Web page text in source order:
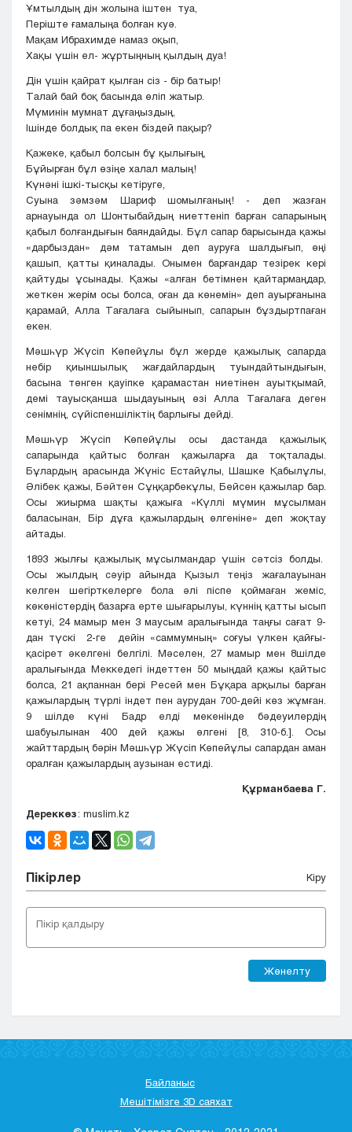
Ұмтылдың дін жолына іштен туа,
Періште ғамалыңа болған куә.
Мақам Ибрахимде намаз оқып,
Хақы үшін ел- жұртыңның қылдың дуа!
Дін үшін қайрат қылған сіз - бір батыр!
Талай бай боқ басында өліп жатыр.
Мүминін мумнат дұғаңыздың,
Ішінде болдық па екен біздей пақыр?
Қажеке, қабыл болсын бұ қылығың,
Бұйырған бұл өзіңе халал малың!
Күнәні ішкі-тысқы кетіруге,
Суына зәмзәм Шариф шомылғаның! - деп жазған
арнауында ол Шонтыбайдың ниеттеніп барған сапарының
қабыл болғандығын баяндайды. Бұл сапар барысында қажы
«дарбыздан» дәм татамын деп ауруға шалдығып, өңі
қашып, қатты қиналады. Онымен барғандар тезірек кері
қайтуды ұсынады. Қажы «алған бетімнен қайтармаңдар,
жеткен жерім осы болса, оған да көнемін» деп ауырғанына
қарамай, Алла Тағалаға сыйынып, сапарын бұздыртпаған
екен.
Мәшһүр Жүсіп Көпейұлы бұл жерде қажылық сапарда
небір қиыншылық жағдайлардың туындайтындығын,
басына төнген қауіпке қарамастан ниетінен ауытқымай,
демі тауысқанша шыдауының өзі Алла Тағалаға деген
сенімнің, сүйіспеншіліктің барлығы дейді.
Мәшһүр Жүсіп Көпейұлы осы дастанда қажылық
сапарында қайтыс болған қажыларға да тоқталады.
Бұлардың арасында Жүніс Естайұлы, Шашке Қабылұлы,
Әлібек қажы, Бәйтен Сұңқарбекұлы, Бейсен қажылар бар.
Осы жиырма шақты қажыға «Күллі мүмин мұсылман
баласынан, Бір дұға қажылардың өлгеніне» деп жоқтау
айтады.
1893 жылғы қажылық мұсылмандар үшін сәтсіз болды.
Осы жылдың сәуір айында Қызыл теңіз жағалауынан
келген шегірткелерге бола әлі піспе қоймаған жеміс,
көкөністердің базарға ерте шығарылуы, күннің қатты ысып
кетуі, 24 мамыр мен 3 маусым аралығында таңғы сағат 9-
дан түскі 2-ге дейін «саммумның» соғуы үлкен қайғы-
қасірет әкелгені белгілі. Мәселен, 27 мамыр мен 8шілде
аралығында Меккедегі індеттен 50 мыңдай қажы қайтыс
болса, 21 ақпаннан бері Ресей мен Бұқара арқылы барған
қажылардың түрлі індет пен аурудан 700-дейі көз жұмған.
9 шілде күні Бадр елді мекенінде бәдеуилердің
шабуылынан 400 дей қажы өлгені [8, 310-б.]. Осы
жайттардың бәрін Мәшһүр Жүсіп Көпейұлы сапардан аман
оралған қажылардың аузынан естиді.
Құрманбаева Г.
Дереккөз: muslim.kz
Пікірлер Кіру
Жөнелту
Байланыс
Мешітімізге 3D саяхат